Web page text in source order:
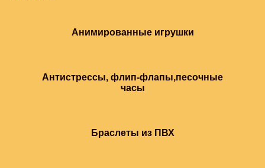
Анимированные игрушки
Антистрессы, флип-флапы,песочные
часы
Браслеты из ПВХ